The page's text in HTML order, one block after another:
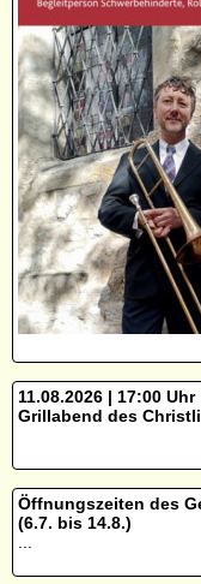
11.08.2026 | 17:00 Uhr
Grillabend des
Öffnungszeiten des
(6.7. bis 14.8.)